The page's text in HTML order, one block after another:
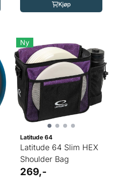
Kjøp
Ny
Latitude 64
Latitude 64 Slim HEX
Shoulder Bag
269,-